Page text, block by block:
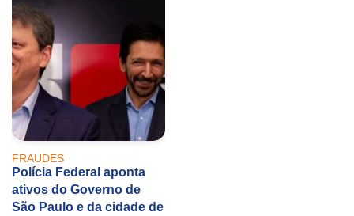
FRAUDES
Polícia Federal aponta
ativos do Governo de
São Paulo e da cidade de